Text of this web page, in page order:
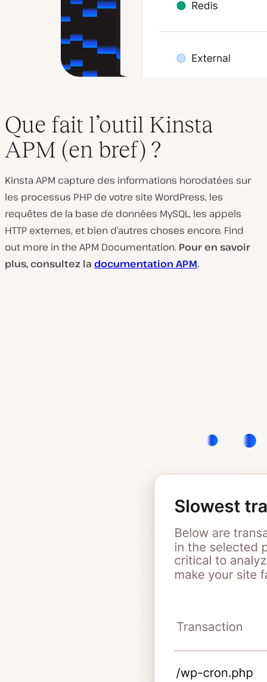
Que fait l’outil Kinsta
APM (en bref) ?
Kinsta APM capture des informations horodatées sur
les processus PHP de votre site WordPress, les
requêtes de la base de données MySQL, les appels
HTTP externes, et bien d’autres choses encore. Find
out more in the APM Documentation. Pour en savoir
plus, consultez la documentation APM.